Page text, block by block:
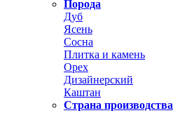
Порода
Дуб
Ясень
Сосна
Плитка и камень
Орех
Дизайнерский
Каштан
Страна производства